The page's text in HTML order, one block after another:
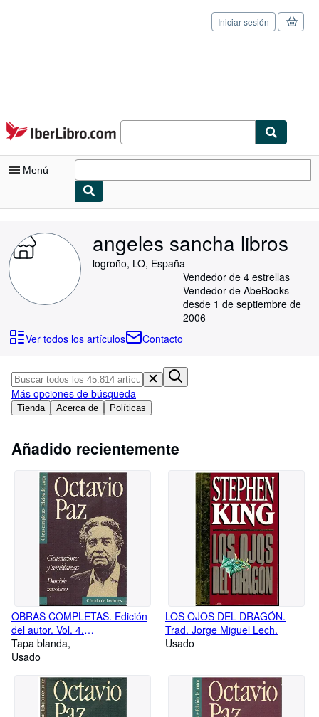
Pasar al contenido principal
IberLibro.com
Iniciar sesión
Menú
Consultar mis pedidos
Búsqueda avanzada
Libros antiguos
Arte y coleccionismo
Vendedores
Comenzar a vender
Ayuda
angeles sancha libros
logroño, LO, España
Vendedor de 4 estrellas
Vendedor de AbeBooks
desde 1 de septiembre de
2006
Ver todos los artículos
Contacto
Tienda Acerca de Políticas
Más opciones de búsqueda
Añadido recientemente
OBRAS COMPLETAS. Edición
del autor. Vol. 4.
GENERACIONES Y
SEMBLANZAS. DOMINIO
Tapa blanda
Usado
LOS OJOS DEL DRAGÓN.
Trad. Jorge Miguel Lech.
Usado